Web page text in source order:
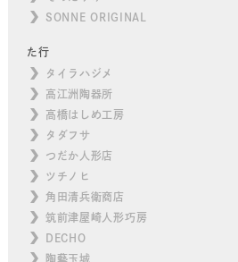
SONNE ORIGINAL
た行
タイラハジメ
高江洲陶器所
高橋はしめ工房
タダフサ
つだか人形店
ツチノヒ
角田清兵衛商店
筑前津屋崎人形巧房
DECHO
陶藝玉城